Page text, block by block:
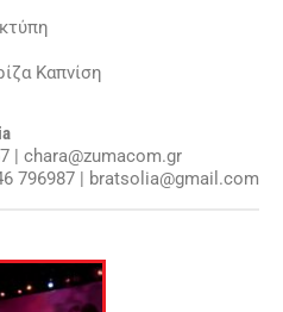
Καπνίση
| chara@zumacom.gr
796987 | bratsolia@gmail.com